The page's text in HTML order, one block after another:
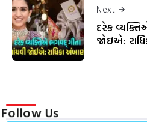
Next
દરેક
જોઇએ:
Follow Us